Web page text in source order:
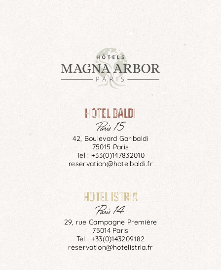
HOTEL BALDI
Paris 15
42, Boulevard Garibaldi
75015 Paris
Tel :+33(0)147832010
reservation@hotelbaldi.fr
HOTEL ISTRIA
Paris 14
29, rue Campagne Première
75014 Paris
Tel : +33(0)143209182
reservation@hotelistria.fr